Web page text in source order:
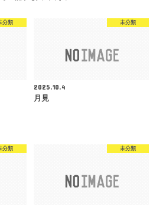
分類 未分類
2025.10.4
月見
分類 未分類